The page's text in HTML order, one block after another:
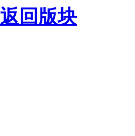
返回版块